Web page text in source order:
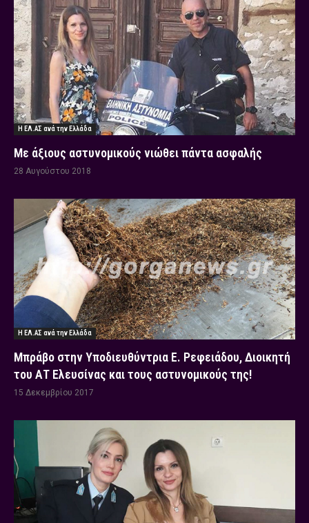
Η ΕΛ.ΑΣ ανά την Ελλάδα
Με άξιους αστυνομικούς νιώθει πάντα ασφαλής
28 Αυγούστου 2018
Η ΕΛ.ΑΣ ανά την Ελλάδα
Μπράβο στην Υποδιευθύντρια Ε. Ρεφειάδου, Διοικητή
του ΑΤ Ελευσίνας και τους αστυνομικούς της!
15 Δεκεμβρίου 2017